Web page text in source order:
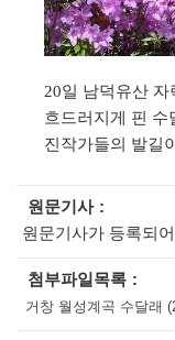
20일 남덕유산
흐드러지게 핀 수
진작가들의 발길
원문기사
원문기사가 등록되
첨부파일목록
거창 월성계곡 수달래